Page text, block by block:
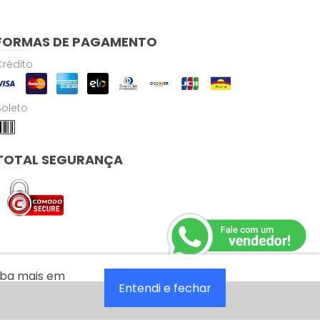
DE PAGAMENTO
SEGURANÇA
mais em
Entendi e fechar